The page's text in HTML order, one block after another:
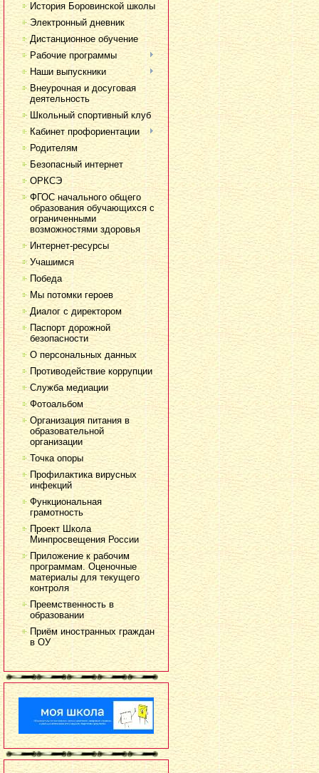
История Боровинской школы
Электронный дневник
Дистанционное обучение
Рабочие программы
Наши выпускники
Внеурочная и досуговая
деятельность
Школьный спортивный клуб
Кабинет профориентации
Родителям
Безопасный интернет
ОРКСЭ
ФГОС начального общего
образования обучающихся с
ограниченными
возможностями здоровья
Интернет-ресурсы
Учашимся
Победа
Мы потомки героев
Диалог с директором
Паспорт дорожной
безопасности
О персональных данных
Противодействие коррупции
Служба медиации
Фотоальбом
Организация питания в
образовательной
организации
Точка опоры
Профилактика вирусных
инфекций
Функциональная
грамотность
Проект Школа
Минпросвещения России
Приложение к рабочим
программам. Оценочные
материалы для текущего
контроля
Преемственность в
образовании
Приём иностранных граждан
в ОУ